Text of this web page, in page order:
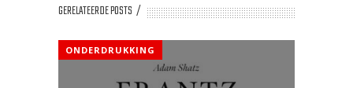
GERELATEERDE POSTS
ONDERDRUKKING